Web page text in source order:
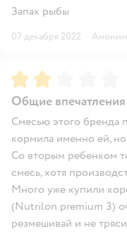
Запах рыбы
07 декабря 2022 · Аноним
Рейтинг:
Общие впечатления
Смесью этого бренда
кормила именно ей,
Со вторым ребенком
смесь, хотя
Много уже купили
(Nutrilon premium 3)
резмешивай и не